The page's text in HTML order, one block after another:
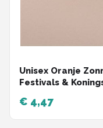
Unisex Oranje
Festivals &
€ 4,47